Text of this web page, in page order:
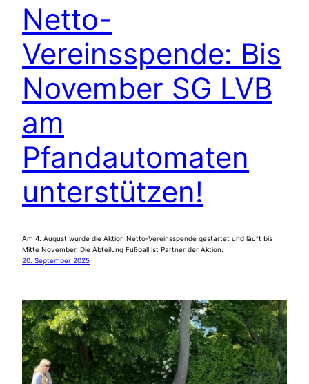
Netto-
Vereinsspende: Bis
November SG LVB
am
Pfandautomaten
unterstützen!
Am 4. August wurde die Aktion Netto-Vereinsspende gestartet und läuft bis
Mitte November. Die Abteilung Fußball ist Partner der Aktion.
20. September 2025